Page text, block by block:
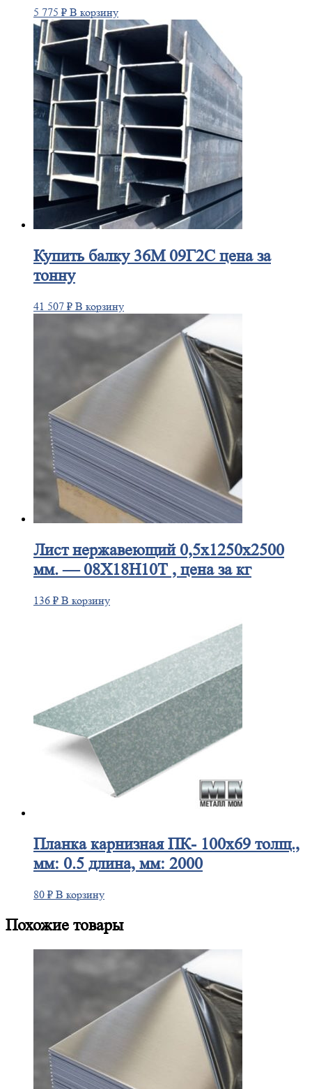
5 775 ₽ В корзину
Купитьбалку 36М 09Г2С цена за
тонну
41 507 ₽ В корзину
Листнержавеющий 0,5x1250x2500
мм. — 08Х18Н10Т , цена за кг
136 ₽ В корзину
Планкакарнизная ПК- 100х69 толщ.,
мм: 0.5 длина, мм: 2000
80 ₽ В корзину
Похожие товары